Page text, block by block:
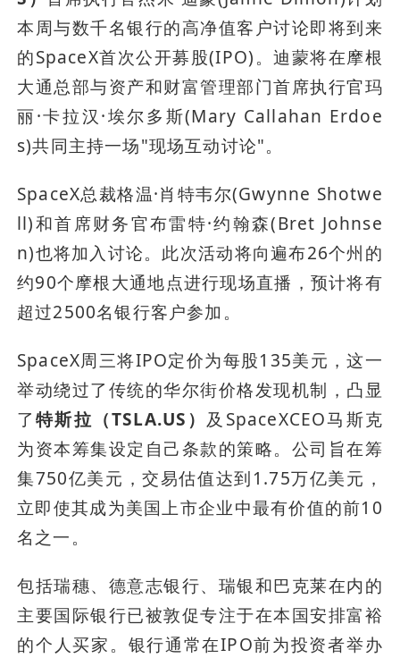
本周与数千名银行的高净值客户讨论即将到来
的SpaceX首次公开募股(IPO)。迪蒙将在摩根
大通总部与资产和财富管理部门首席执行官玛
丽·卡拉汉·埃尔多斯(Mary Callahan Erdoe
s)共同主持一场"现场互动讨论"。
SpaceX总裁格温·肖特韦尔(Gwynne Shotwe
ll)和首席财务官布雷特·约翰森(Bret Johnse
n)也将加入讨论。此次活动将向遍布26个州的
约90个摩根大通地点进行现场直播，预计将有
超过2500名银行客户参加。
SpaceX周三将IPO定价为每股135美元，这一
举动绕过了传统的华尔街价格发现机制，凸显
了特斯拉（TSLA.US） 及SpaceXCEO马斯克
为资本筹集设定自己条款的策略。公司旨在筹
集750亿美元，交易估值达到1.75万亿美元，
立即使其成为美国上市企业中最有价值的前10
名之一。
包括瑞穗、德意志银行、瑞银和巴克莱在内的
主要国际银行已被敦促专注于在本国安排富裕
的个人买家。银行通常在IPO前为投资者举办